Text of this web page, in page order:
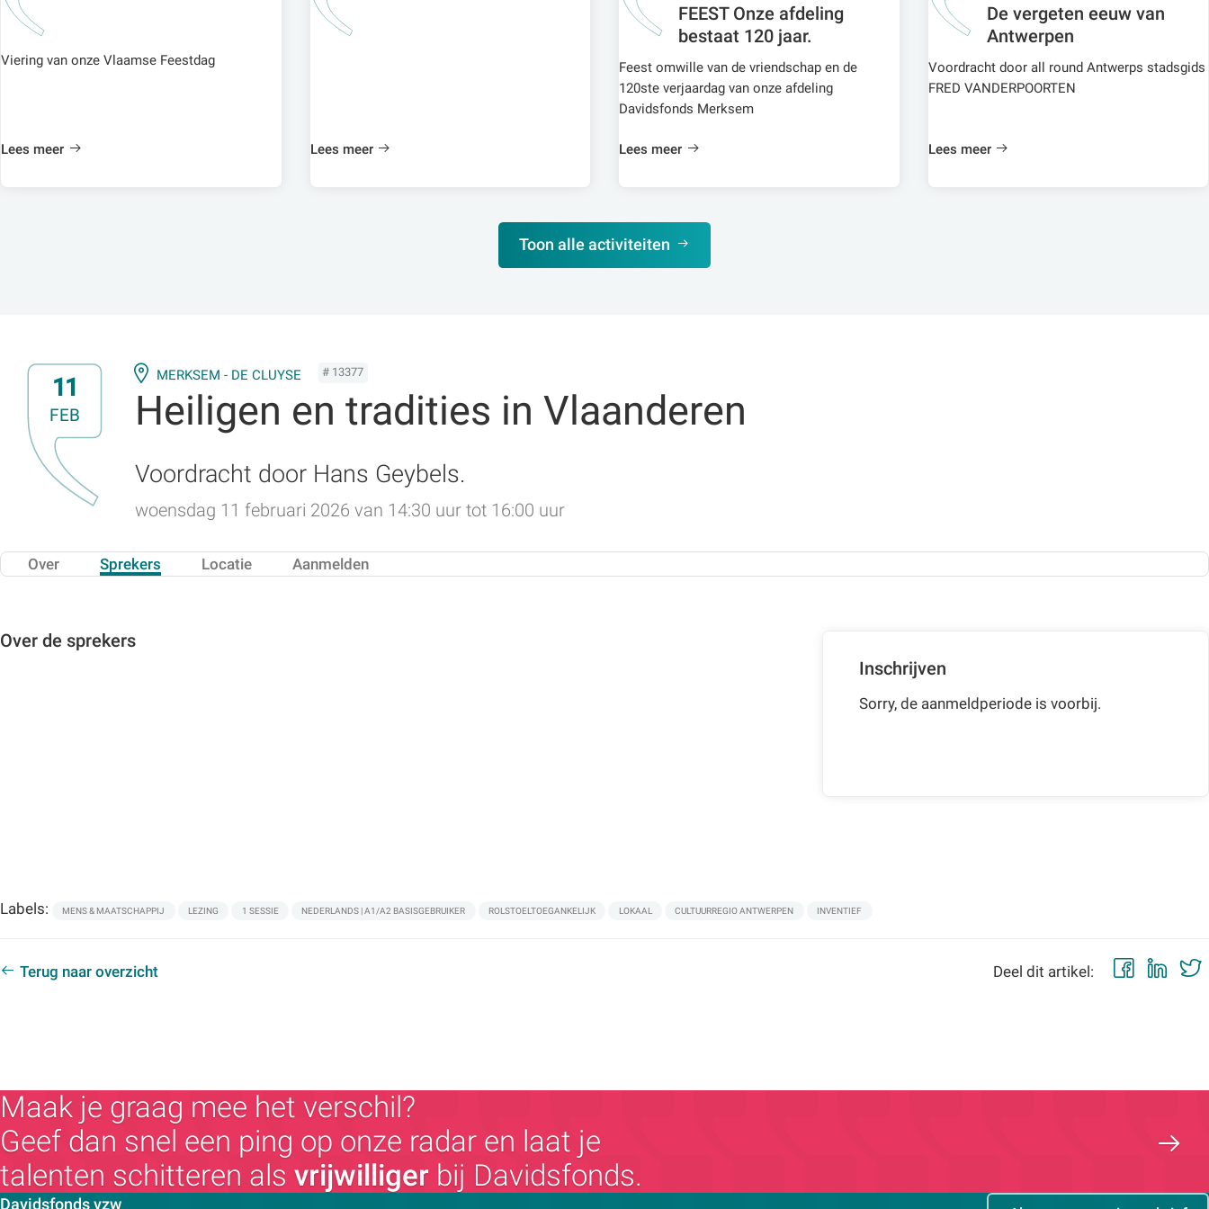
Viering van onze Vlaamse Feestdag
Lees meer Lees meer
FEEST Onze afdeling
bestaat 120 jaar.
Feest omwille van de vriendschap en de
120ste verjaardag van onze afdeling
Davidsfonds Merksem
Lees meer
De vergeten eeuw van
Antwerpen
Voordracht door all round Antwerps stadsgids
FRED VANDERPOORTEN
Lees meer
Toon alle activiteiten
11
FEB
MERKSEM - DE CLUYSE # 13377
Heiligen en tradities in Vlaanderen
Voordracht door Hans Geybels.
woensdag 11 februari 2026 van 14:30 uur tot 16:00 uur
Over Sprekers Locatie Aanmelden
Over de sprekers
Inschrijven
Sorry, de aanmeldperiode is voorbij.
Labels: MENS & MAATSCHAPPIJ LEZING 1 SESSIE NEDERLANDS | A1/A2 BASISGEBRUIKER ROLSTOELTOEGANKELIJK LOKAAL CULTUURREGIO ANTWERPEN INVENTIEF
Terug naar overzicht Deel dit artikel:
Maak je graag mee het verschil?
Geef dan snel een ping op onze radar en laat je
talenten schitteren als vrijwilliger bij Davidsfonds.
Davidsfonds vzwContactpersoon: